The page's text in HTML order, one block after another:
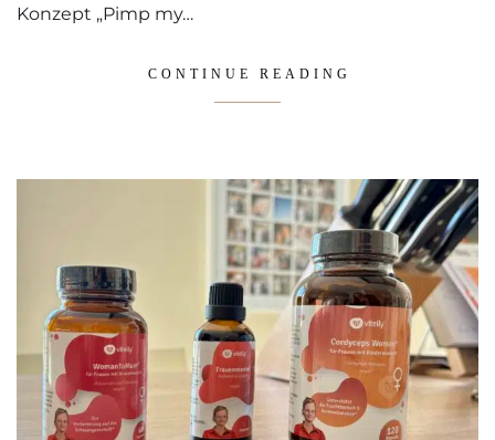
Konzept „Pimp my…
CONTINUE READING